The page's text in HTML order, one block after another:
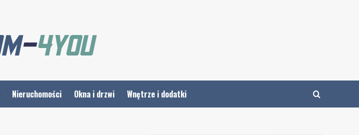
Nieruchomości Okna i drzwi Wnętrze i dodatki